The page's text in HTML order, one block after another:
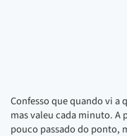
Confesso que quando vi a
mas valeu cada minuto. A
pouco passado do ponto,